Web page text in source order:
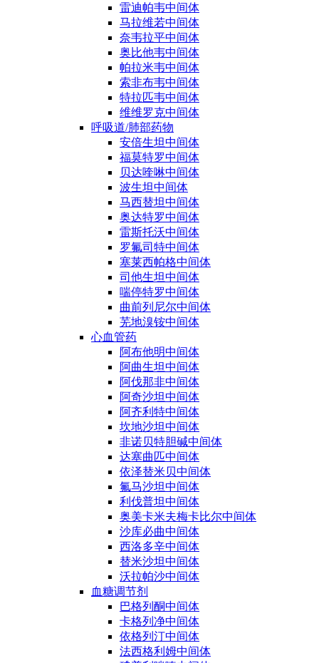
雷迪帕韦中间体
马拉维若中间体
奈韦拉平中间体
奥比他韦中间体
帕拉米韦中间体
索非布韦中间体
特拉匹韦中间体
维维罗克中间体
呼吸道/肺部药物
安倍生坦中间体
福莫特罗中间体
贝达喹啉中间体
波生坦中间体
马西替坦中间体
奥达特罗中间体
雷斯托沃中间体
罗氟司特中间体
塞莱西帕格中间体
司他生坦中间体
喘停特罗中间体
曲前列尼尔中间体
芜地溴铵中间体
心血管药
阿布他明中间体
阿曲生坦中间体
阿伐那非中间体
阿奇沙坦中间体
阿齐利特中间体
坎地沙坦中间体
非诺贝特胆碱中间体
达塞曲匹中间体
依泽替米贝中间体
氟马沙坦中间体
利伐普坦中间体
奥美卡米夫梅卡比尔中间体
沙库必曲中间体
西洛多辛中间体
替米沙坦中间体
沃拉帕沙中间体
血糖调节剂
巴格列酮中间体
卡格列净中间体
依格列汀中间体
法西格利姆中间体